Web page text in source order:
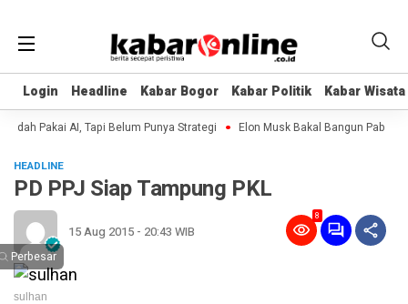
Login Headline Kabar Bogor Kabar Politik Kabar Wisata
Login Headline Kabar Bogor Kabar Politik Kabar Wisata
Pakai AI, Tapi Belum Punya Strategi Elon Musk Bakal Bangun Pabrik di
HEADLINE
PD PPJ Siap Tampung PKL
15 Aug 2015 - 20:43 WIB
8
Perbesar
sulhan